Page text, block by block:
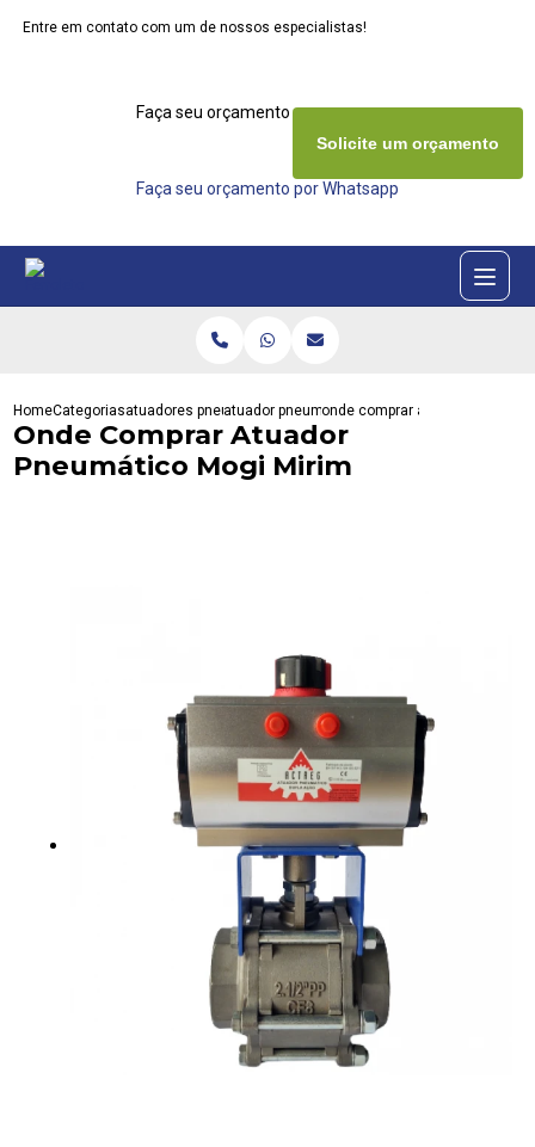
Entre em contato com um de nossos especialistas!
Faça seu orçamento agora mesmo
Faça seu orçamento por Whatsapp
Solicite um orçamento
HomeCategoriasatuadores pneumaticosatuador pneumatico de dupla acao
onde comprar atuador
Onde Comprar Atuador
Pneumático Mogi Mirim